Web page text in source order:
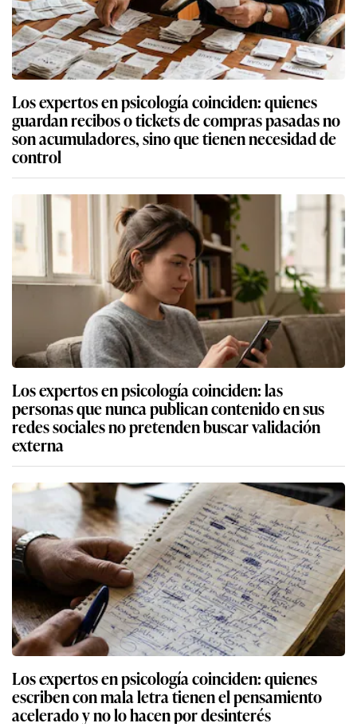
Los expertos en psicología coinciden: quienes
guardan recibos o tickets de compras pasadas no
son acumuladores, sino que tienen necesidad de
control
Los expertos en psicología coinciden: las
personas que nunca publican contenido en sus
redes sociales no pretenden buscar validación
externa
Los expertos en psicología coinciden: quienes
escriben con mala letra tienen el pensamiento
acelerado y no lo hacen por desinterés